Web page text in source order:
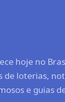
hoje no
de loterias,
e guias